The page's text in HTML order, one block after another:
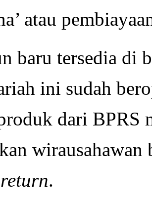
atau
baru tersedia di
ini sudah
dari BPRS
.